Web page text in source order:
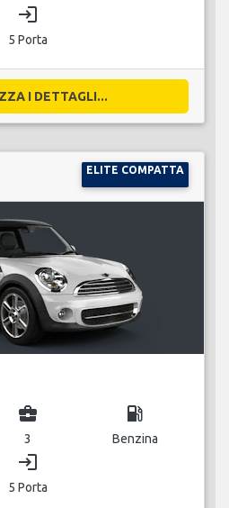
login
5 Porta
I DETTAGLI...
ELITE COMPATTA
business_center
3
local_gas_station
Benzina
login
5 Porta